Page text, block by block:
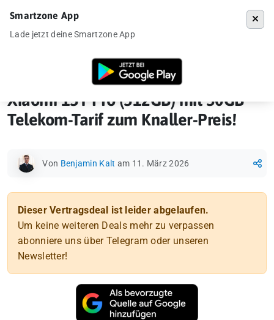
Vertragsdeal Xiaomi 15T Pro (512GB) mit 50GB
Xiaomi 15T Pro (512GB) mit 50GB
Telekom-Tarif zum Knaller-Preis!
Von Benjamin Kalt am 11. März 2026
Dieser Vertragsdeal ist leider abgelaufen.
Um keine weiteren Deals mehr zu verpassen
abonniere uns über Telegram oder unseren
Newsletter!
Smartzone App
Lade jetzt deine Smartzone App